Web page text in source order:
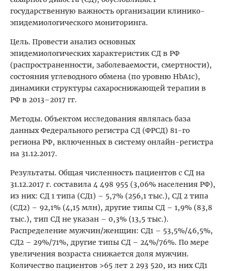
государственную важность организации клинико-
эпидемиологического мониторинга.
Цель. Провести анализ основных
эпидемиологических характеристик СД в РФ
(распространенности, заболеваемости, смертности),
состояния углеводного обмена (по уровню HbA1c),
динамики структуры сахароснижающей терапии в
РФ в 2013–2017 гг.
Методы. Объектом исследования являлась база
данных Федерального регистра СД (ФРСД) 81-го
региона РФ, включенных в систему онлайн-регистра
на 31.12.2017.
Результаты. Общая численность пациентов с СД на
31.12.2017 г. составила 4 498 955 (3,06% населения РФ),
из них: СД 1 типа (СД1) – 5,7% (256,1 тыс.), СД 2 типа
(СД2) – 92,1% (4,15 млн), другие типы СД – 1,9% (83,8
тыс.), тип СД не указан – 0,3% (13,5 тыс.).
Распределение мужчин/женщин: СД1 – 53,5%/46,5%,
СД2 – 29%/71%, другие типы СД – 24%/76%. По мере
увеличения возраста снижается доля мужчин.
Количество пациентов >65 лет 2 293 520, из них СД1